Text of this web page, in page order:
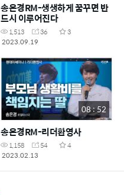
송은경RM-생생하게 꿈꾸면 반
드시 이루어진다
1,513 36
3
2023.09.19
08 : 52
송은경RM-리더환영사
1,158 54
4
2023.02.13